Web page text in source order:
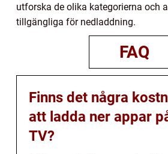
utforska de olika kategorierna och
tillgängliga för nedladdning.
FAQ
Finns det några
att ladda ner appar
TV?